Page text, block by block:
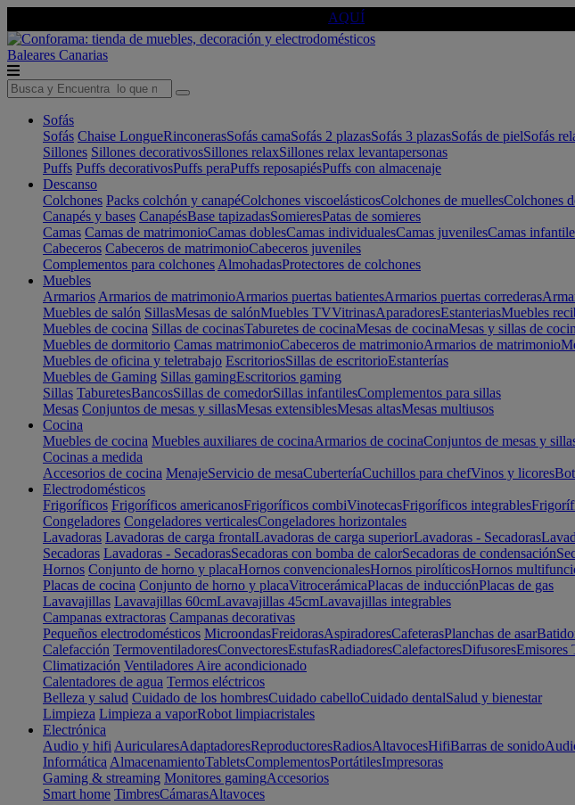
AQUÍ
Baleares Canarias
Sofás
Sofás Chaise LongueRinconerasSofás camaSofás 2 plazasSofás 3 plazasSofás de pielSofás
Sillones Sillones decorativosSillones relaxSillones relax levantapersonas
Puffs Puffs decorativosPuffs peraPuffs reposapiésPuffs con almacenaje
Descanso
Colchones Packs colchón y canapéColchones viscoelásticosColchones de muellesColchones
Canapés y bases CanapésBase tapizadasSomieresPatas de somieres
Camas Camas de matrimonioCamas doblesCamas individualesCamas juvenilesCamas
Cabeceros Cabeceros de matrimonioCabeceros juveniles
Complementos para colchones AlmohadasProtectores de colchones
Muebles
Armarios Armarios de matrimonioArmarios puertas batientesArmarios puertas correderas
Muebles de salón SillasMesas de salónMuebles TVVitrinasAparadoresEstanteriasMuebles
Muebles de cocina Sillas de cocinasTaburetes de cocinaMesas de cocinaMesas y sillas de
Muebles de dormitorio Camas matrimonioCabeceros de matrimonioArmarios de matrimonio
Muebles de oficina y teletrabajo EscritoriosSillas de escritorioEstanterías
Muebles de Gaming Sillas gamingEscritorios gaming
Sillas TaburetesBancosSillas de comedorSillas infantilesComplementos para sillas
Mesas Conjuntos de mesas y sillasMesas extensiblesMesas altasMesas multiusos
Cocina
Muebles de cocina Muebles auxiliares de cocinaArmarios de cocinaConjuntos de mesas y
Cocinas a medida
Accesorios de cocina MenajeServicio de mesaCuberteríaCuchillos para chefVinos y licores
Electrodomésticos
Frigoríficos Frigoríficos americanosFrigoríficos combiVinotecasFrigoríficos integrables
Congeladores Congeladores verticalesCongeladores horizontales
Lavadoras Lavadoras de carga frontalLavadoras de carga superiorLavadoras - Secadoras
Secadoras Lavadoras - SecadorasSecadoras con bomba de calorSecadoras de condensación
Hornos Conjunto de horno y placaHornos convencionalesHornos pirolíticosHornos
Placas de cocina Conjunto de horno y placaVitrocerámicaPlacas de inducciónPlacas de gas
Lavavajillas Lavavajillas 60cmLavavajillas 45cmLavavajillas integrables
Campanas extractoras Campanas decorativas
Pequeños electrodomésticos MicroondasFreidorasAspiradoresCafeterasPlanchas de asar
Calefacción TermoventiladoresConvectoresEstufasRadiadoresCalefactoresDifusoresEmisores
Climatización Ventiladores Aire acondicionado
Calentadores de agua Termos eléctricos
Belleza y salud Cuidado de los hombresCuidado cabelloCuidado dentalSalud y bienestar
Limpieza Limpieza a vaporRobot limpiacristales
Electrónica
Audio y hifi AuricularesAdaptadoresReproductoresRadiosAltavocesHifiBarras de sonido
Informática AlmacenamientoTabletsComplementosPortátilesImpresoras
Gaming & streaming Monitores gamingAccesorios
Smart home TimbresCámarasAltavoces